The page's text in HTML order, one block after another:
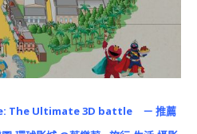
The Ultimate 3D battle － 推薦